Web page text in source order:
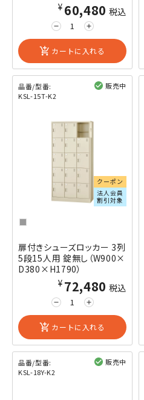
remove add
¥60,480 税込
add_shopping_cart カートに入れる
品番/型番:
KSL-15T-K2
販売中
クーポン
法人会員
割引対象
扉付きシューズロッカー 3列
5段15人用 錠無し（W900×
D380×H1790）
remove add
¥72,480 税込
add_shopping_cart カートに入れる
品番/型番:
KSL-18Y-K2
販売中